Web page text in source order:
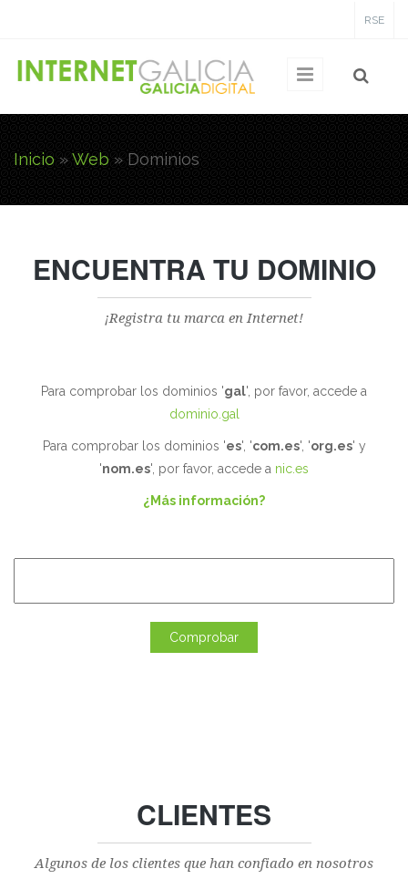
RSE
Inicio »Web » Dominios
ENCUENTRA TU DOMINIO
¡Registra tu marca en Internet!
Para comprobar los dominios 'gal', por favor, accede a
dominio.gal
Para comprobar los dominios 'es', 'com.es', 'org.es' y
'nom.es', por favor, accede a nic.es
¿Más información?
CLIENTES
Algunos de los clientes que han confiado en nosotros